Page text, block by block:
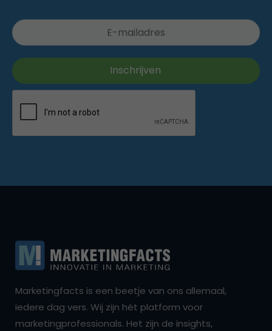
Marketingfacts is een beetje van ons allemaal,
iedere dag vers. Wij zijn hét platform voor
marketingprofessionals. Het zijn de insights,